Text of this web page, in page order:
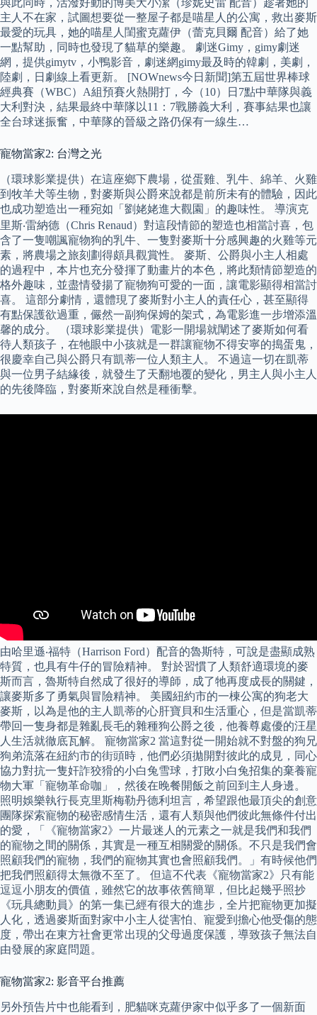
與此同時，活潑好動的博美犬小潔（珍妮史雷 配音）趁著她的
主人不在家，試圖想要從一整屋子都是喵星人的公寓，救出麥斯
最愛的玩具，她的喵星人閨蜜克蘿伊（蕾克貝爾 配音）給了她
一點幫助，同時也發現了貓草的樂趣。 劇迷Gimy，gimy劇迷
網，提供gimytv，小鴨影音，劇迷網gimy最及時的韓劇，美劇，
陸劇，日劇線上看更新。 [NOWnews今日新聞]第五屆世界棒球
經典賽（WBC）A組預賽火熱開打，今（10）日7點中華隊與義
大利對決，結果最終中華隊以11：7戰勝義大利，賽事結果也讓
全台球迷振奮，中華隊的晉級之路仍保有一線生…
寵物當家2: 台灣之光
（環球影業提供）在這座鄉下農場，從蛋雞、乳牛、綿羊、火雞
到牧羊犬等生物，對麥斯與公爵來說都是前所未有的體驗，因此
也成功塑造出一種宛如「劉姥姥進大觀園」的趣味性。 導演克
里斯‧雷納德（Chris Renaud）對這段情節的塑造也相當討喜，包
含了一隻嘲諷寵物狗的乳牛、一隻對麥斯十分感興趣的火雞等元
素，將農場之旅刻劃得頗具觀賞性。 麥斯、公爵與小主人相處
的過程中，本片也充分發揮了動畫片的本色，將此類情節塑造的
格外趣味，並盡情發揚了寵物狗可愛的一面，讓電影顯得相當討
喜。 這部分劇情，還體現了麥斯對小主人的責任心，甚至顯得
有點保護欲過重，儼然一副狗保姆的架式，為電影進一步增添溫
馨的成分。 （環球影業提供）電影一開場就闡述了麥斯如何看
待人類孩子，在牠眼中小孩就是一群讓寵物不得安寧的搗蛋鬼，
很慶幸自己與公爵只有凱蒂一位人類主人。 不過這一切在凱蒂
與一位男子結緣後，就發生了天翻地覆的變化，男主人與小主人
的先後降臨，對麥斯來說自然是種衝擊。
由哈里遜‧福特（Harrison Ford）配音的魯斯特，可說是盡顯成熟
特質，也具有牛仔的冒險精神。 對於習慣了人類舒適環境的麥
斯而言，魯斯特自然成了很好的導師，成了牠再度成長的關鍵，
讓麥斯多了勇氣與冒險精神。 美國紐約市的一棟公寓的狗老大
麥斯，以為是他的主人凱蒂的心肝寶貝和生活重心，但是當凱蒂
帶回一隻身都是雜亂長毛的雜種狗公爵之後，他養尊處優的汪星
人生活就徹底瓦解。 寵物當家2 當這對從一開始就不對盤的狗兄
狗弟流落在紐約市的街頭時，他們必須拋開對彼此的成見，同心
協力對抗一隻奸詐狡猾的小白兔雪球，打敗小白兔招集的棄養寵
物大軍「寵物革命咖」，然後在晚餐開飯之前回到主人身邊。
照明娛樂執行長克里斯梅勒丹德利坦言，希望跟他最頂尖的創意
團隊探索寵物的秘密感情生活，還有人類與他們彼此無條件付出
的愛，「《寵物當家2》一片最迷人的元素之一就是我們和我們
的寵物之間的關係，其實是一種互相關愛的關係。不只是我們會
照顧我們的寵物，我們的寵物其實也會照顧我們。」有時候他們
把我們照顧得太無微不至了。 但這不代表《寵物當家2》只有能
逗逗小朋友的價值，雖然它的故事依舊簡單，但比起幾乎照抄
《玩具總動員》的第一集已經有很大的進步，全片把寵物更加擬
人化，透過麥斯面對家中小主人從害怕、寵愛到擔心他受傷的態
度，帶出在東方社會更常出現的父母過度保護，導致孩子無法自
由發展的家庭問題。
寵物當家2: 影音平台推薦
另外預告片中也能看到，肥貓咪克蘿伊家中似乎多了一個新面